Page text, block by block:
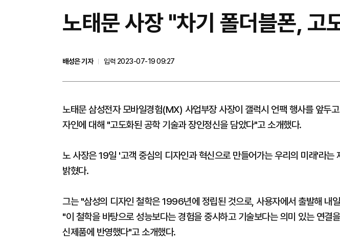
노태문 사장 "차기 폴더블폰, 고
배성은 기자
입력 2023-07-19 09:27
노태문 삼성전자 모바일경험(MX) 사업부장 사장이 갤럭시 언팩 행사를 앞두
자인에 대해 "고도화된 공학 기술과 장인정신을 담았다"고 소개했다.
노 사장은 19일 '고객 중심의 디자인과 혁신으로 만들어가는 우리의 미래'라는
밝혔다.
그는 "삼성의 디자인 철학은 1996년에 정립된 것으로, 사용자에서 출발해 내
"이 철학을 바탕으로 성능보다는 경험을 중시하고 기술보다는 의미 있는 연결
신제품에 반영했다"고 소개했다.